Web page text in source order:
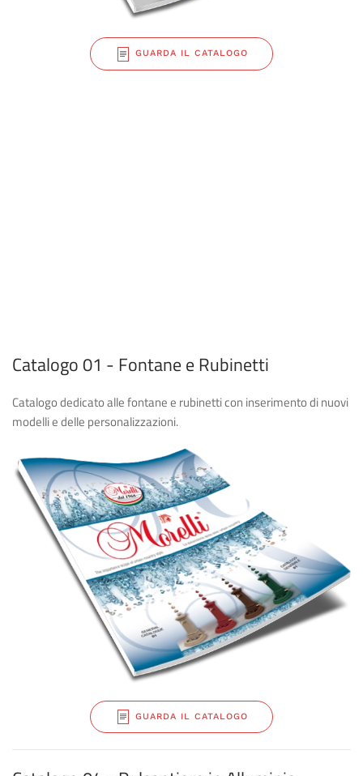
GUARDA IL CATALOGO
Catalogo 01 - Fontane e Rubinetti
Catalogo dedicato alle fontane e rubinetti con inserimento di nuovi
modelli e delle personalizzazioni.
GUARDA IL CATALOGO